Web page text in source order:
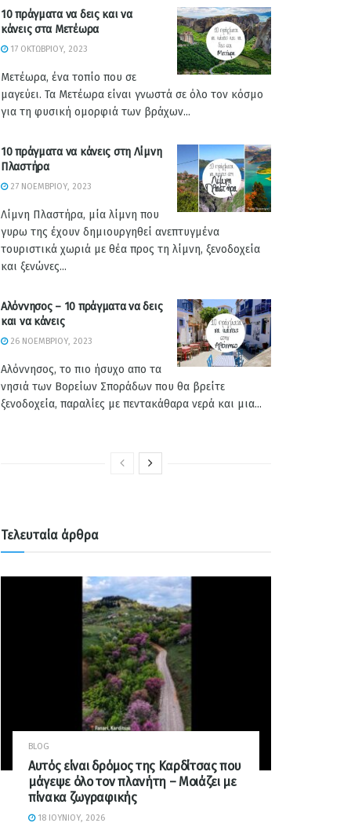
10 πράγματα να δεις και να
κάνεις στα Μετέωρα
17 ΟΚΤΩΒΡΊΟΥ, 2023
Μετέωρα, ένα τοπίο που σε
μαγεύει. Τα Μετέωρα είναι γνωστά σε όλο τον κόσμο
για τη φυσική ομορφιά των βράχων...
10 πράγματα να κάνεις στη Λίμνη
Πλαστήρα
27 ΝΟΕΜΒΡΊΟΥ, 2023
Λίμνη Πλαστήρα, μία λίμνη που
γυρω της έχουν δημιουργηθεί ανεπτυγμένα
τουριστικά χωριά με θέα προς τη λίμνη, ξενοδοχεία
και ξενώνες...
Αλόννησος – 10 πράγματα να δεις
και να κάνεις
26 ΝΟΕΜΒΡΊΟΥ, 2023
Αλόννησος, το πιο ήσυχο απο τα
νησιά των Βορείων Σποράδων που θα βρείτε
ξενοδοχεία, παραλίες με πεντακάθαρα νερά και μια...
Τελευταία άρθρα
BLOG
Αυτός είναι δρόμος της Καρδίτσας που
μάγεψε όλο τον πλανήτη – Μοιάζει με
πίνακα ζωγραφικής
18 ΙΟΥΝΊΟΥ, 2026